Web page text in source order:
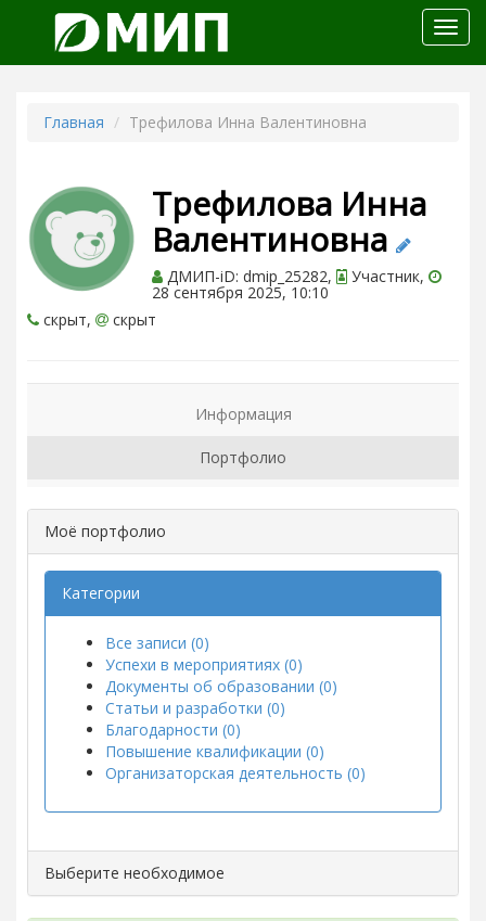
меню
Главная Трефилова Инна Валентиновна
Трефилова Инна
Валентиновна
ДМИП-iD: dmip_25282, Участник,
28 сентября 2025, 10:10
скрыт,
скрыт
Информация
Портфолио
Моё портфолио
Категории
Все записи (0)
Успехи в мероприятиях (0)
Документы об образовании (0)
Статьи и разработки (0)
Благодарности (0)
Повышение квалификации (0)
Организаторская деятельность (0)
Выберите необходимое